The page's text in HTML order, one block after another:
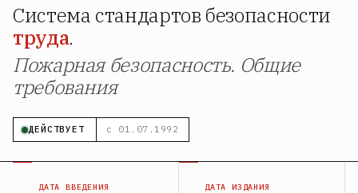
Система стандартов безопасности
труда.
Пожарная безопасность. Общие
требования
ДЕЙСТВУЕТ с 01.07.1992
ДАТА ВВЕДЕНИЯ ДАТА ИЗДАНИЯ